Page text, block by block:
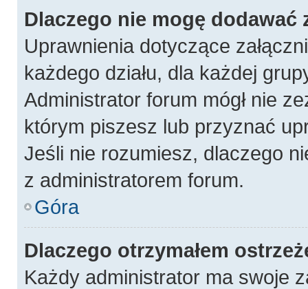
Dlaczego nie mogę dodawać
Uprawnienia dotyczące
każdego działu, dla każdej
Administrator forum mógł nie
którym piszesz lub przyznać
Jeśli nie rozumiesz, dlaczego
z administratorem forum.
Góra
Dlaczego otrzymałem
Każdy administrator ma swoje